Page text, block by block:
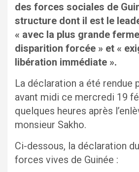
des forces sociales de
structure dont il est le
« avec la plus grande
disparition forcée » et «
libération immédiate ».
La déclaration a été rendue
avant midi ce mercredi 19
quelques heures après
monsieur Sakho.
Ci-dessous, la déclaration
forces vives de Guinée :